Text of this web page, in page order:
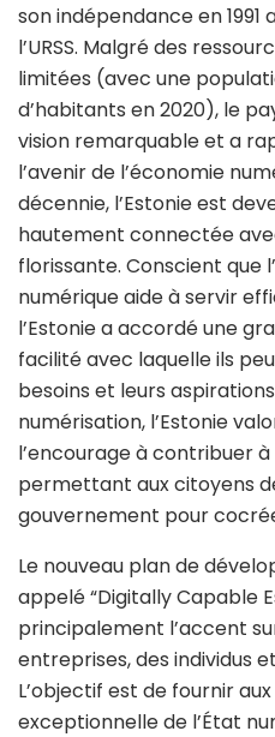
son indépendance en 1991
l’URSS. Malgré des
limitées (avec une
d’habitants en 2020), le
vision remarquable et a
l’avenir de l’économie
décennie, l’Estonie est
hautement connectée
florissante. Conscient que
numérique aide à servir
l’Estonie a accordé une
facilité avec laquelle ils
besoins et leurs
numérisation, l’Estonie
l’encourage à contribuer
permettant aux citoyens
gouvernement pour
Le nouveau plan de
appelé “Digitally Capable
principalement l’accent
entreprises, des individus
L’objectif est de fournir
exceptionnelle de l’État